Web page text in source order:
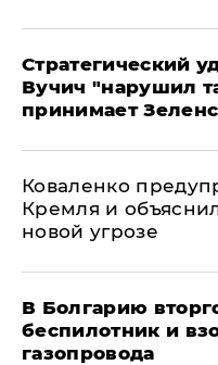
Стратегический
Вучич "нарушил
принимает
Коваленко
Кремля и
новой угрозе
В Болгарию
беспилотник и
газопровода